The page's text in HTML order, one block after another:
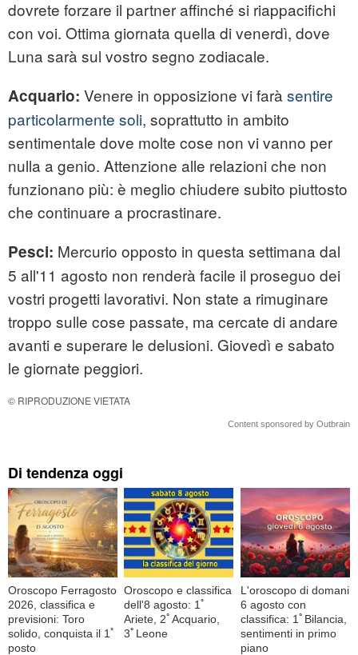
dovrete forzare il partner affinché si riappacifichi
con voi. Ottima giornata quella di venerdì, dove
Luna sarà sul vostro segno zodiacale.
Acquario: Venere in opposizione vi farà sentire
particolarmente soli, soprattutto in ambito
sentimentale dove molte cose non vi vanno per
nulla a genio. Attenzione alle relazioni che non
funzionano più: è meglio chiudere subito piuttosto
che continuare a procrastinare.
Pesci: Mercurio opposto in questa settimana dal
5 all'11 agosto non renderà facile il proseguo dei
vostri progetti lavorativi. Non state a rimuginare
troppo sulle cose passate, ma cercate di andare
avanti e superare le delusioni. Giovedì e sabato
le giornate peggiori.
© RIPRODUZIONE VIETATA
Content sponsored by Outbrain
Di tendenza oggi
Oroscopo Ferragosto
2026, classifica e
previsioni: Toro
solido, conquista il 1ﾟ
posto
Oroscopo e classifica
dell'8 agosto: 1ﾟ
Ariete, 2ﾟAcquario,
3ﾟLeone
L'oroscopo di domani
6 agosto con
classifica: 1ﾟBilancia,
sentimenti in primo
piano